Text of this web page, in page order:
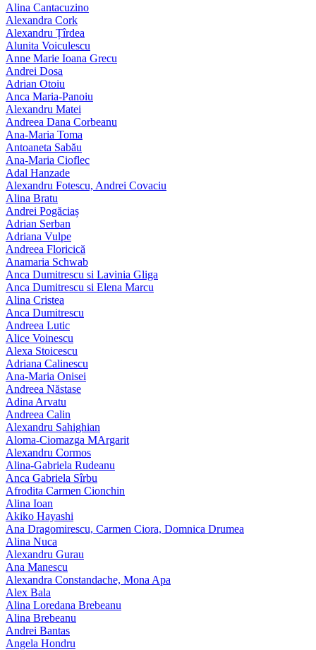
Alina Cantacuzino
Alexandra Cork
Alexandru Țîrdea
Alunita Voiculescu
Anne Marie Ioana Grecu
Andrei Dosa
Adrian Otoiu
Anca Maria-Panoiu
Alexandru Matei
Andreea Dana Corbeanu
Ana-Maria Toma
Antoaneta Sabău
Ana-Maria Cioflec
Adal Hanzade
Alexandru Fotescu, Andrei Covaciu
Alina Bratu
Andrei Pogăciaș
Adrian Serban
Adriana Vulpe
Andreea Floricică
Anamaria Schwab
Anca Dumitrescu si Lavinia Gliga
Anca Dumitrescu si Elena Marcu
Alina Cristea
Anca Dumitrescu
Andreea Lutic
Alice Voinescu
Alexa Stoicescu
Adriana Calinescu
Ana-Maria Onisei
Andreea Năstase
Adina Arvatu
Andreea Calin
Alexandru Sahighian
Aloma-Ciomazga MArgarit
Alexandru Cormos
Alina-Gabriela Rudeanu
Anca Gabriela Sîrbu
Afrodita Carmen Cionchin
Alina Ioan
Akiko Hayashi
Ana Dragomirescu, Carmen Ciora, Domnica Drumea
Alina Nuca
Alexandru Gurau
Ana Manescu
Alexandra Constandache, Mona Apa
Alex Bala
Alina Loredana Brebeanu
Alina Brebeanu
Andrei Bantas
Angela Hondru